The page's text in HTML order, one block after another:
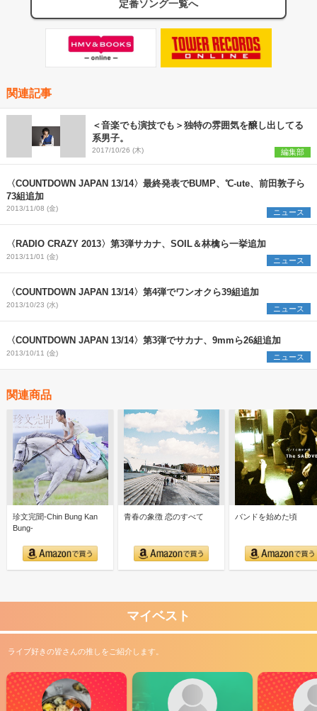
定番ソング一覧へ
関連記事
＜音楽でも演技でも＞独特の雰囲気を醸し出してる
系男子。
2017/10/26 (木) 編集部
〈COUNTDOWN JAPAN 13/14〉最終発表でBUMP、℃-ute、前田敦子ら
73組追加
2013/11/08 (金) ニュース
〈RADIO CRAZY 2013〉第3弾サカナ、SOIL＆林檎ら一挙追加
2013/11/01 (金) ニュース
〈COUNTDOWN JAPAN 13/14〉第4弾でワンオクら39組追加
2013/10/23 (水) ニュース
〈COUNTDOWN JAPAN 13/14〉第3弾でサカナ、9mmら26組追加
2013/10/11 (金) ニュース
関連商品
珍文完聞-Chin Bung Kan
Bung-
青春の象徴 恋のすべて バンドを始めた頃
マイベスト
ライブ好きの皆さんの推しをご紹介します。